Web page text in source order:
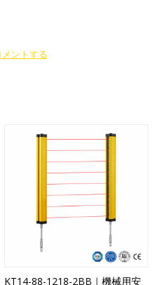
メントする
KT14-88-1218-2BB｜機械用安